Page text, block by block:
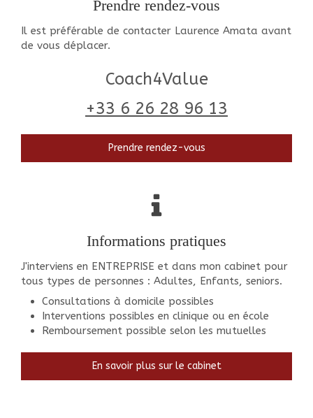
Prendre rendez-vous
Il est préférable de contacter Laurence Amata avant
de vous déplacer.
Coach4Value
+33 6 26 28 96 13
Prendre rendez-vous
Informations pratiques
J'interviens en ENTREPRISE et dans mon cabinet pour
tous types de personnes : Adultes, Enfants, seniors.
Consultations à domicile possibles
Interventions possibles en clinique ou en école
Remboursement possible selon les mutuelles
En savoir plus sur le cabinet